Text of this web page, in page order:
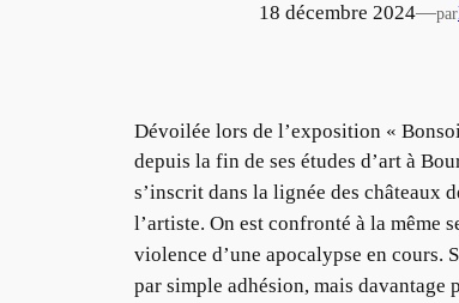
18 décembre 2024—par
Dévoilée lors de l’exposition «
depuis la fin de ses études d’art à
s’inscrit dans la lignée des châteaux
l’artiste. On est confronté à la même
violence d’une apocalypse en cours.
par simple adhésion, mais